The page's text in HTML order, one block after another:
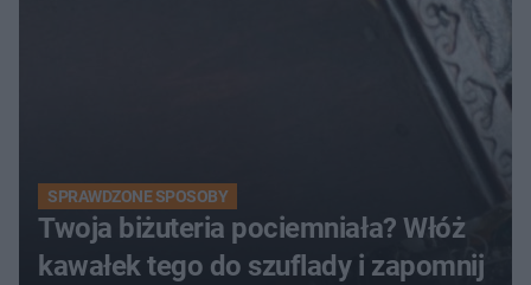
SPRAWDZONE SPOSOBY
Twoja biżuteria pociemniała? Włóż
kawałek tego do szuflady i zapomnij